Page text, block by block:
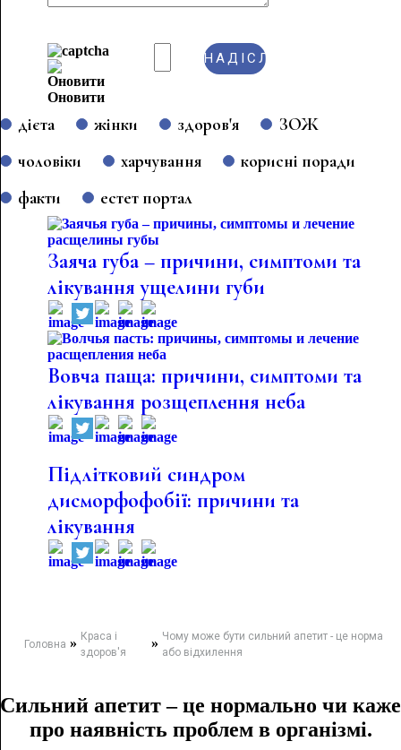
Оновити
дієта жінки здоров'я
ЗОЖ
чоловіки
харчування
корисні поради
факти
естет портал
Заяча губа – причини, симптоми та
лікування ущелини губи
Вовча паща: причини, симптоми та
лікування розщеплення неба
Підлітковий синдром
дисморфофобії: причини та
лікування
Головна » Краса і
здоров'я
» Чому може бути сильний апетит - це норма
або відхилення
Сильний апетит – це нормально чи каже
про наявність проблем в організмі.